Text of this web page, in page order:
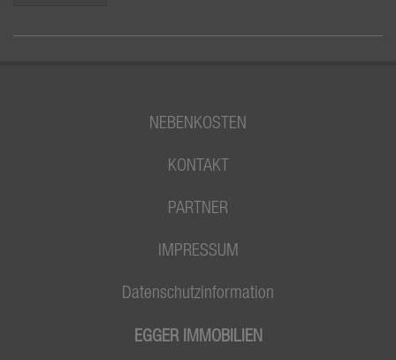
NEBENKOSTEN
KONTAKT
PARTNER
IMPRESSUM
Datenschutzinformation
EGGER IMMOBILIEN